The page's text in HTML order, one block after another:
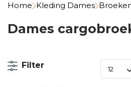
Home Kleding Dames
Dames
Filter